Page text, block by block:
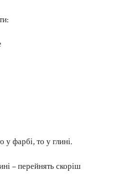
у фарбі, то у глині.
– перейнять скоріш